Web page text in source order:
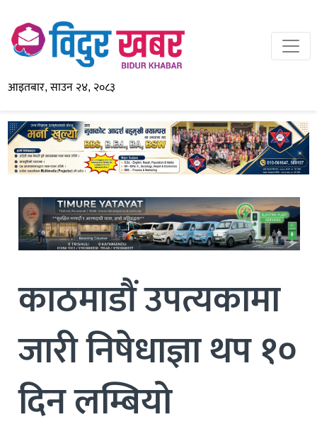
आइतबार, साउन २४, २०८३
काठमाडौं उपत्यकामा
जारी निषेधाज्ञा थप १०
दिन लम्बियो